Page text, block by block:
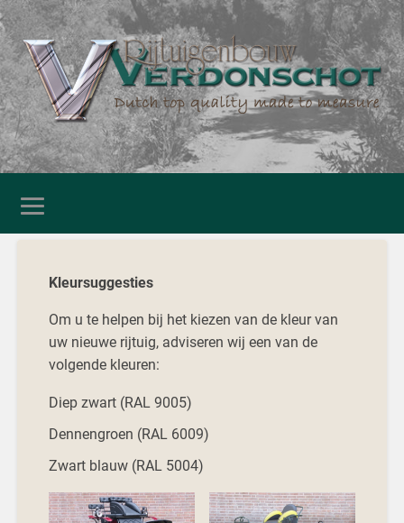
Kleursuggesties
Om u te helpen bij het kiezen van de kleur van
uw nieuwe rijtuig, adviseren wij een van de
volgende kleuren:
Diep zwart (RAL 9005)
Dennengroen (RAL 6009)
Zwart blauw (RAL 5004)